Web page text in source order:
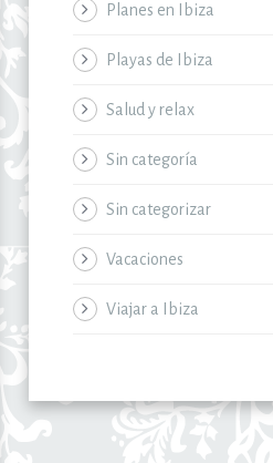
Planes en Ibiza
Playas de Ibiza
Salud y relax
Sin categoría
Sin categorizar
Vacaciones
Viajar a Ibiza